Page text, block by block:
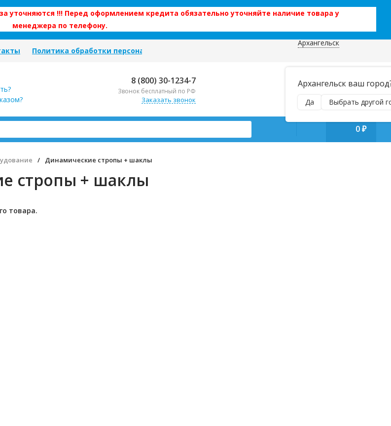
уточняются !!! Перед оформлением кредита обязательно уточняйте наличие товара у
менеджера по телефону.
Политика обработки персональных данных
Архангельск
Архангельск ваш
Да Выбрать другой
8 (800) 30-1234-7
Звонок бесплатный по РФ
Заказать звонок
наложенным платежом!
manager@regiontehsnab.ru
0 ₽
/ Динамические стропы + шаклы
стропы + шаклы
товара.